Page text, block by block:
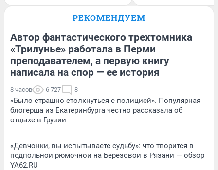
РЕКОМЕНДУЕМ
Автор фантастического трехтомника
«Трилунье» работала в Перми
преподавателем, а первую книгу
написала на спор — ее история
8 часов 6 727 8
«Было страшно столкнуться с полицией». Популярная
блогерша из Екатеринбурга честно рассказала об
отдыхе в Грузии
«Девчонки, вы испытываете судьбу»: что творится в
подпольной рюмочной на Березовой в Рязани — обзор
YA62.RU